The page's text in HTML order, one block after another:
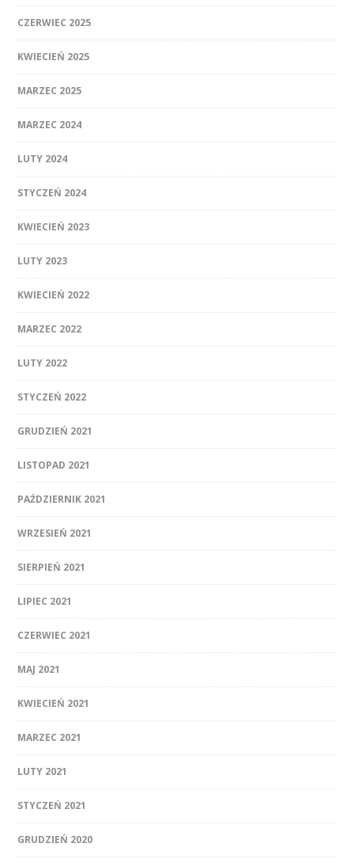
CZERWIEC 2025
KWIECIEŃ 2025
MARZEC 2025
MARZEC 2024
LUTY 2024
STYCZEŃ 2024
KWIECIEŃ 2023
LUTY 2023
KWIECIEŃ 2022
MARZEC 2022
LUTY 2022
STYCZEŃ 2022
GRUDZIEŃ 2021
LISTOPAD 2021
PAŹDZIERNIK 2021
WRZESIEŃ 2021
SIERPIEŃ 2021
LIPIEC 2021
CZERWIEC 2021
MAJ 2021
KWIECIEŃ 2021
MARZEC 2021
LUTY 2021
STYCZEŃ 2021
GRUDZIEŃ 2020